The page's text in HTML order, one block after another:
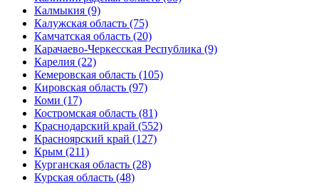
Калмыкия (9)
Калужская область (75)
Камчатская область (20)
Карачаево-Черкесская Республика (9)
Карелия (22)
Кемеровская область (105)
Кировская область (97)
Коми (17)
Костромская область (81)
Краснодарский край (552)
Красноярский край (127)
Крым (211)
Курганская область (28)
Курская область (48)